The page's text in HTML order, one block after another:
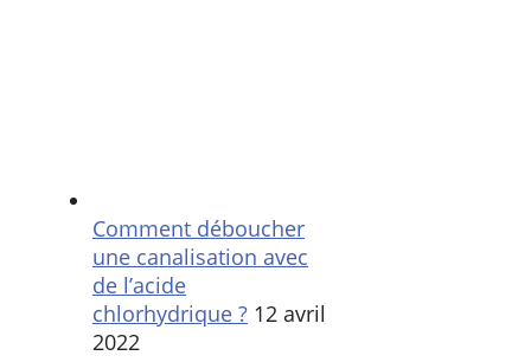
Comment déboucher
une canalisation avec
de l’acide
chlorhydrique ? 12 avril
2022